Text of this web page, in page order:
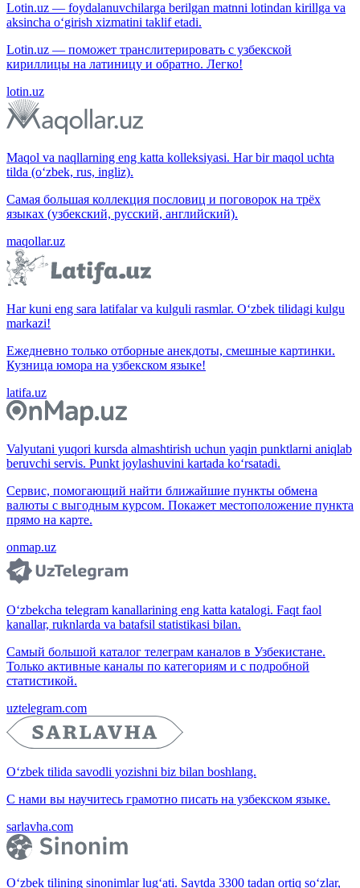
Lotin.uz — foydalanuvchilarga berilgan matnni lotindan kirillga va
aksincha o‘girish xizmatini taklif etadi.
Lotin.uz — поможет транслитерировать с узбекской
кириллицы на латиницу и обратно. Легко!
lotin.uz
Maqol va naqllarning eng katta kolleksiyasi. Har bir maqol uchta
tilda (o‘zbek, rus, ingliz).
Самая большая коллекция пословиц и поговорок на трёх
языках (узбекский, русский, английский).
maqollar.uz
Har kuni eng sara latifalar va kulguli rasmlar. O‘zbek tilidagi kulgu
markazi!
Ежедневно только отборные анекдоты, смешные картинки.
Кузница юмора на узбекском языке!
latifa.uz
Valyutani yuqori kursda almashtirish uchun yaqin punktlarni aniqlab
beruvchi servis. Punkt joylashuvini kartada ko‘rsatadi.
Сервис, помогающий найти ближайшие пункты обмена
валюты с выгодным курсом. Покажет местоположение пункта
прямо на карте.
onmap.uz
O‘zbekcha telegram kanallarining eng katta katalogi. Faqt faol
kanallar, ruknlarda va batafsil statistikasi bilan.
Самый большой каталог телеграм каналов в Узбекистане.
Только активные каналы по категориям и с подробной
статистикой.
uztelegram.com
O‘zbek tilida savodli yozishni biz bilan boshlang.
С нами вы научитесь грамотно писать на узбекском языке.
sarlavha.com
O‘zbek tilining sinonimlar lug‘ati. Saytda 3300 tadan ortiq so‘zlar,